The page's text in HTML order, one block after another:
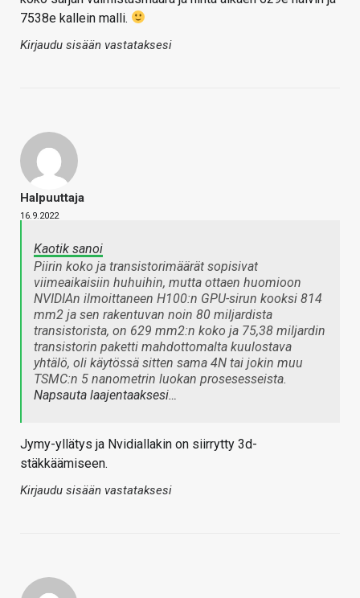
7538e kallein malli.
Kirjaudu sisään vastataksesi
Halpuuttaja
16.9.2022
Kaotik sanoi
Piirin koko ja transistorimäärät sopisivat
viimeaikaisiin huhuihin, mutta ottaen huomioon
NVIDIAn ilmoittaneen H100:n GPU-sirun kooksi 814
mm2 ja sen rakentuvan noin 80 miljardista
transistorista, on 629 mm2:n koko ja 75,38 miljardin
transistorin paketti mahdottomalta kuulostava
yhtälö, oli käytössä sitten sama 4N tai jokin muu
TSMC:n 5 nanometrin luokan prosesesseista.
Napsauta laajentaaksesi…
Jymy-yllätys ja Nvidiallakin on siirrytty 3d-
stäkkäämiseen.
Kirjaudu sisään vastataksesi